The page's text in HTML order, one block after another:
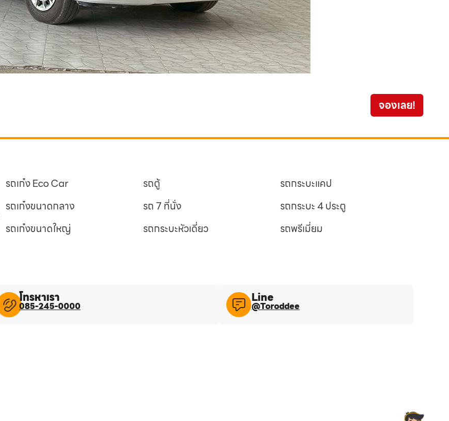
จองเลย!
รถเก๋ง Eco Car
รถเก๋งขนาดกลาง
รถเก๋งขนาดใหญ่
รถตู้
รถ 7 ที่นั่ง
รถกระบะหัวเดี่ยว
รถกระบะแคป
รถกระบะ 4 ประตู
รถพรีเมี่ยม
โทรหาเรา
085-245-0000
Line​
@Toroddee​